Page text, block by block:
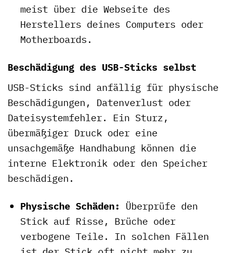
meist über die Webseite des
Herstellers deines Computers oder
Motherboards.
Beschädigung des USB-Sticks selbst
USB-Sticks sind anfällig für physische
Beschädigungen, Datenverlust oder
Dateisystemfehler. Ein Sturz,
übermäßiger Druck oder eine
unsachgemäße Handhabung können die
interne Elektronik oder den Speicher
beschädigen.
Physische Schäden: Überprüfe den
Stick auf Risse, Brüche oder
verbogene Teile. In solchen Fällen